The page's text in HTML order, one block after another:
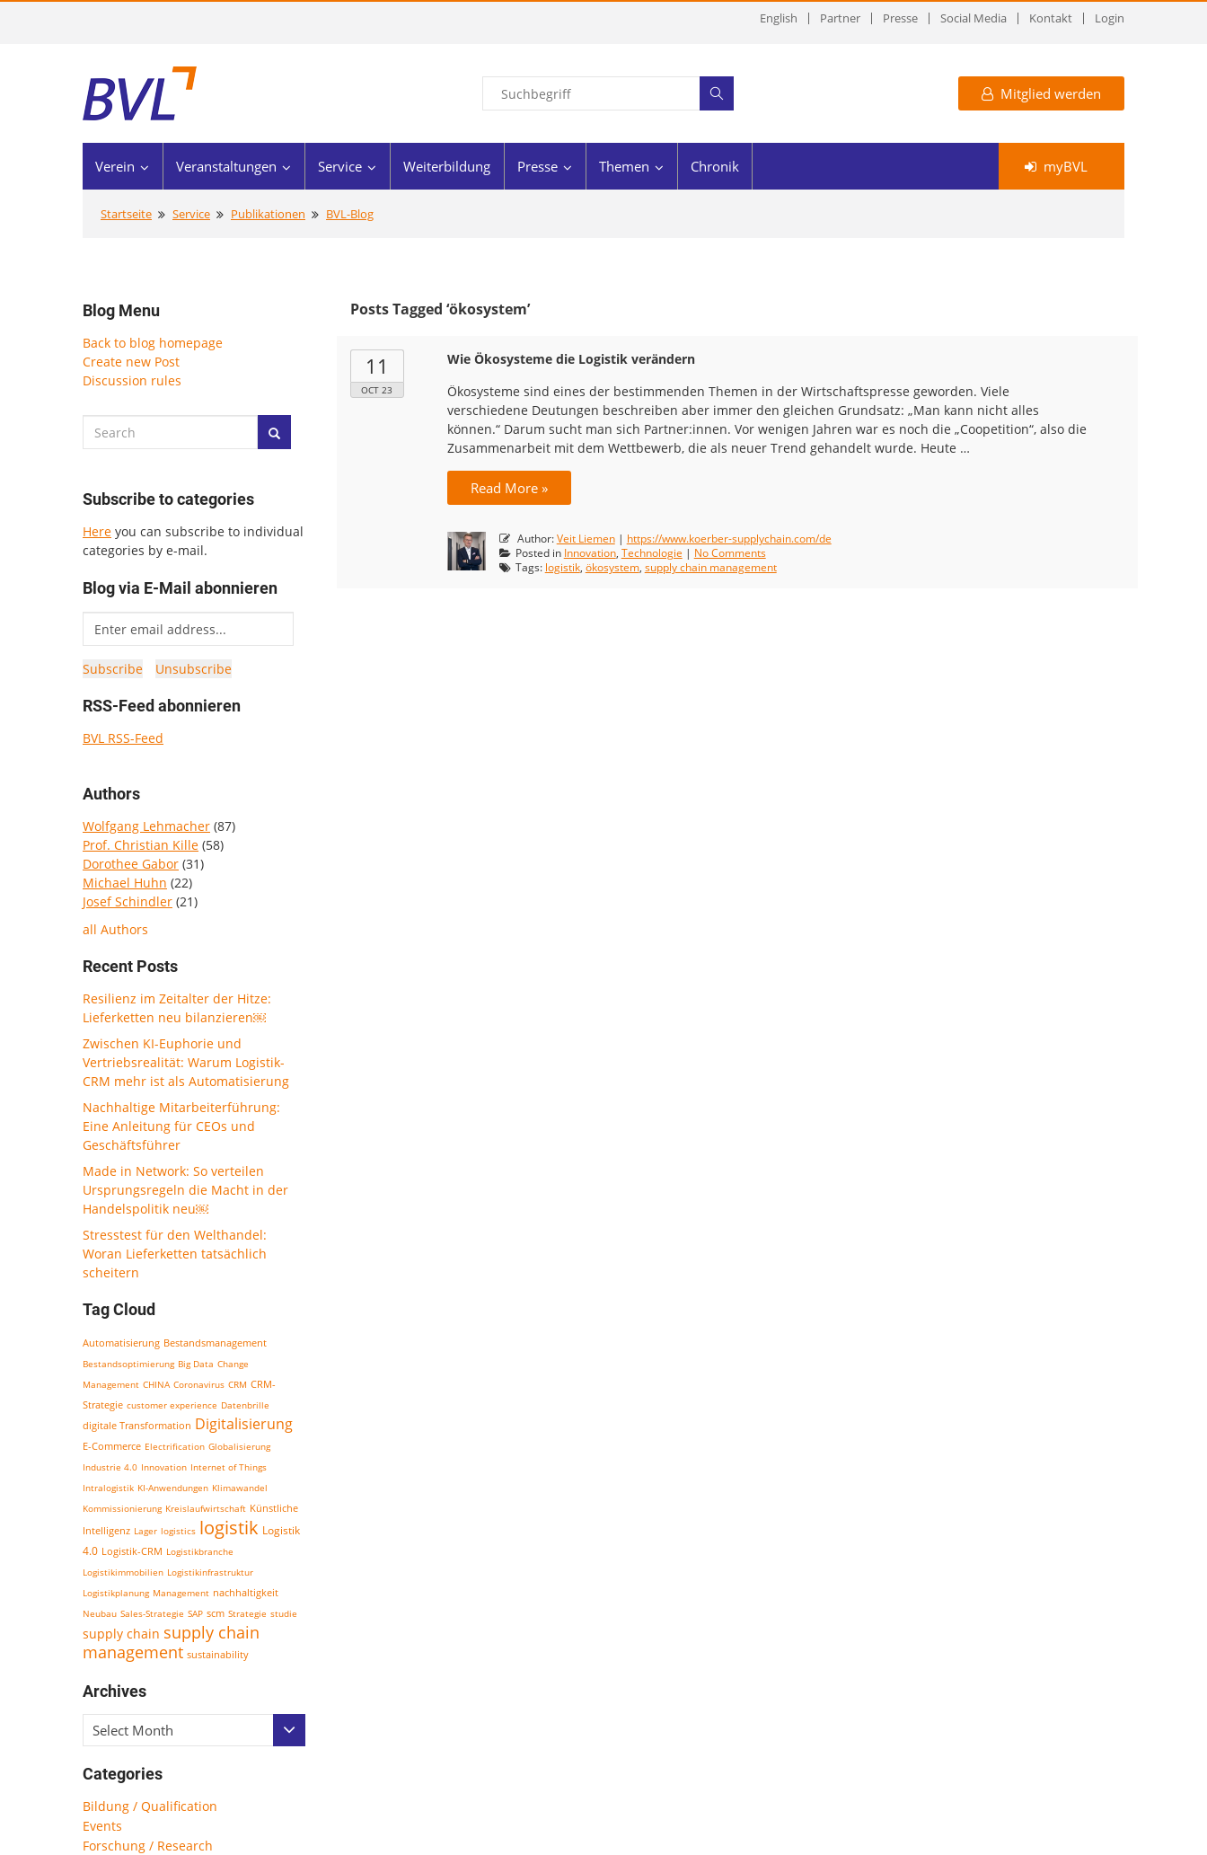
English Partner Presse Social Media Kontakt Login
Mitglied werden
Verein Veranstaltungen Service Weiterbildung Presse Themen Chronik myBVL
Startseite Service Publikationen BVL-Blog
Blog Menu
Back to blog homepage
Create new Post
Discussion rules
Subscribe to categories
Here you can subscribe to individual
categories by e-mail.
Blog via E-Mail abonnieren
RSS-Feed abonnieren
BVL RSS-Feed
Authors
Wolfgang Lehmacher (87)
Prof. Christian Kille (58)
Dorothee Gabor (31)
Michael Huhn (22)
Josef Schindler (21)
all Authors
Recent Posts
Resilienz im Zeitalter der Hitze:
Lieferketten neu bilanzieren￼
Zwischen KI-Euphorie und
Vertriebsrealität: Warum Logistik-
CRM mehr ist als Automatisierung
Nachhaltige Mitarbeiterführung:
Eine Anleitung für CEOs und
Geschäftsführer
Made in Network: So verteilen
Ursprungsregeln die Macht in der
Handelspolitik neu￼
Stresstest für den Welthandel:
Woran Lieferketten tatsächlich
scheitern
Tag Cloud
Automatisierung Bestandsmanagement
Bestandsoptimierung Big Data Change
Management CHINA Coronavirus CRM CRM-
Strategie customer experience Datenbrille
digitale Transformation Digitalisierung
E-Commerce Electrification Globalisierung
Industrie 4.0 Innovation Internet of Things
Intralogistik KI-Anwendungen Klimawandel
Kommissionierung Kreislaufwirtschaft Künstliche
Intelligenz Lager logistics logistik Logistik
4.0 Logistik-CRM Logistikbranche
Logistikimmobilien Logistikinfrastruktur
Logistikplanung Management nachhaltigkeit
Neubau Sales-Strategie SAP scm Strategie studie
supply chain supply chain
management sustainability
Archives
Select Month
Categories
Bildung / Qualification
Events
Forschung / Research
Posts Tagged ‘ökosystem’
11
OCT 23
Wie Ökosysteme die Logistik verändern
Ökosysteme sind eines der bestimmenden Themen in der Wirtschaftspresse geworden. Viele
verschiedene Deutungen beschreiben aber immer den gleichen Grundsatz: „Man kann nicht alles
können.“ Darum sucht man sich Partner:innen. Vor wenigen Jahren war es noch die „Coopetition“, also die
Zusammenarbeit mit dem Wettbewerb, die als neuer Trend gehandelt wurde. Heute …
Read More »
Author:Veit Liemen| https://www.koerber-supplychain.com/de
Posted in Innovation, Technologie | No Comments
Tags: logistik, ökosystem, supply chain management